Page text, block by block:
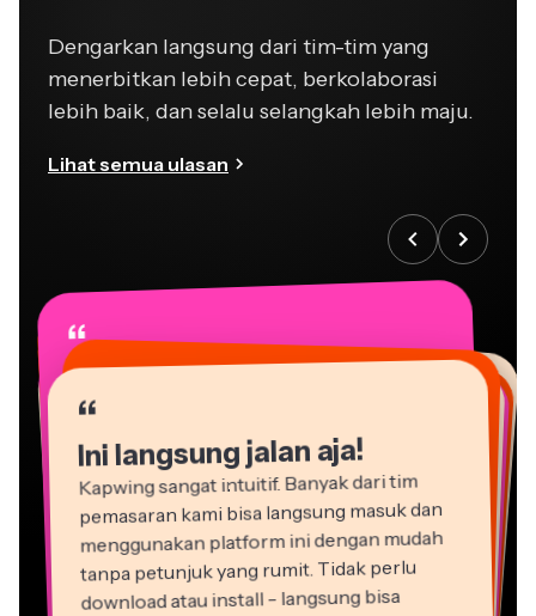
Dengarkan langsung dari tim-tim yang
menerbitkan lebih cepat, berkolaborasi
lebih baik, dan selalu selangkah lebih maju.
Lihat semua ulasan
“
Ini langsung jalan aja!
Kapwing sangat intuitif. Banyak dari tim
pemasaran kami bisa langsung masuk dan
menggunakan platform ini dengan mudah
tanpa petunjuk yang rumit. Tidak perlu
download atau install - langsung bisa
“
“
“
“
“
“
“